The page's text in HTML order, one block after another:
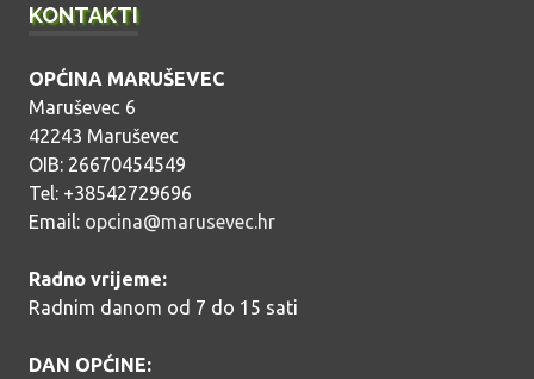
KONTAKTI
OPĆINA MARUŠEVEC
Maruševec 6
42243 Maruševec
OIB: 26670454549
Tel: +38542729696
Email: opcina@marusevec.hr
Radno vrijeme:
Radnim danom od 7 do 15 sati
DAN OPĆINE: